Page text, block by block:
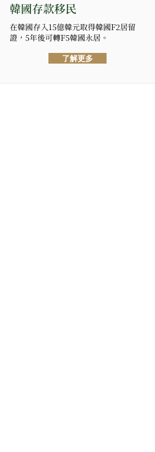
韓國存款移民
在韓國存入15億韓元取得韓國F2居留
證，5年後可轉F5韓國永居。
了解更多